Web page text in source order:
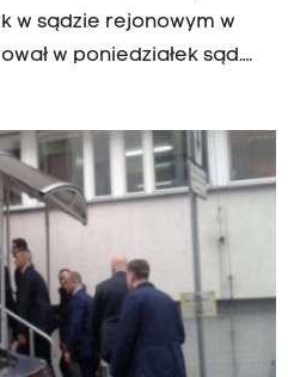
w sądzie rejonowym w
w poniedziałek sąd.
2017 r. w Oświęcimiu.
w nim ówczesna premier
spowodowanie
letniego Sebastiana K.,